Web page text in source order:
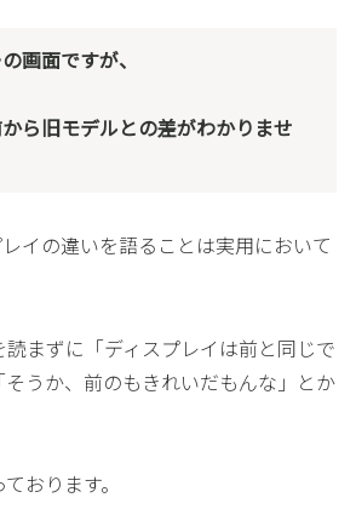
画面ですが、
ら旧モデルとの差がわかりませ
イの違いを語ることは実用において
まずに「ディスプレイは前と同じで
うか、前のもきれいだもんな」とか
おります。